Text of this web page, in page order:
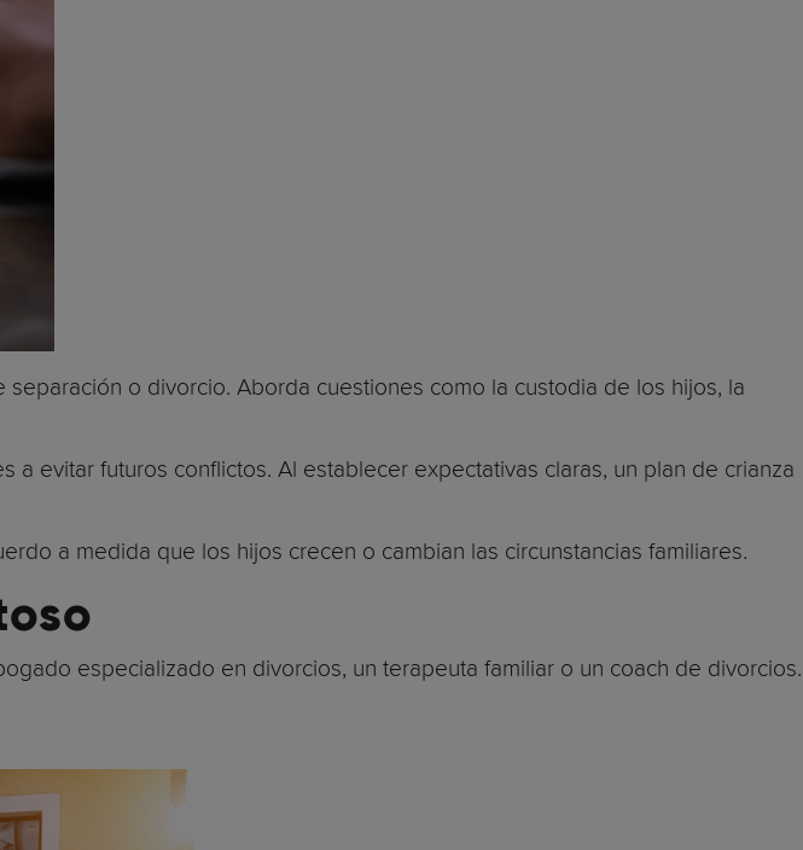
o divorcio. Aborda cuestiones como la custodia de los hijos, la
evitar futuros conflictos. Al establecer expectativas claras, un plan de crianza
a medida que los hijos crecen o cambian las circunstancias familiares.
especializado en divorcios, un terapeuta familiar o un coach de divorcios.